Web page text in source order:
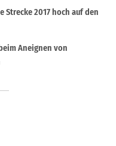
Strecke 2017 hoch auf den
Aneignen von